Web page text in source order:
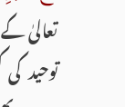
تعالیٰ
توحید